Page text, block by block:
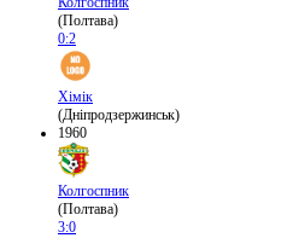
(Полтава)
0:2
Хімік
(Дніпродзержинськ)
1960
Колгоспник
(Полтава)
3:0